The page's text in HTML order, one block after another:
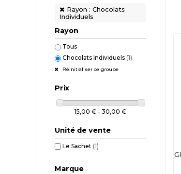
Rayon : Chocolats
Individuels
Rayon
Tous
Chocolats Individuels (1)
Réinitialiser ce groupe
Prix
15,00 € - 30,00 €
Unité de vente
Le Sachet (1)
Marque